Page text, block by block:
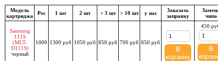
Модель
картриджа
Рес 1 шт 2 шт > 3 шт > 10 шт у нас
Заказать
заправку
чипа
Samsung
111S
(MLT-
D111S)
черный
1000 1300 руб 1050 руб 850 руб 700 руб 650 руб
В
корзину
450
В